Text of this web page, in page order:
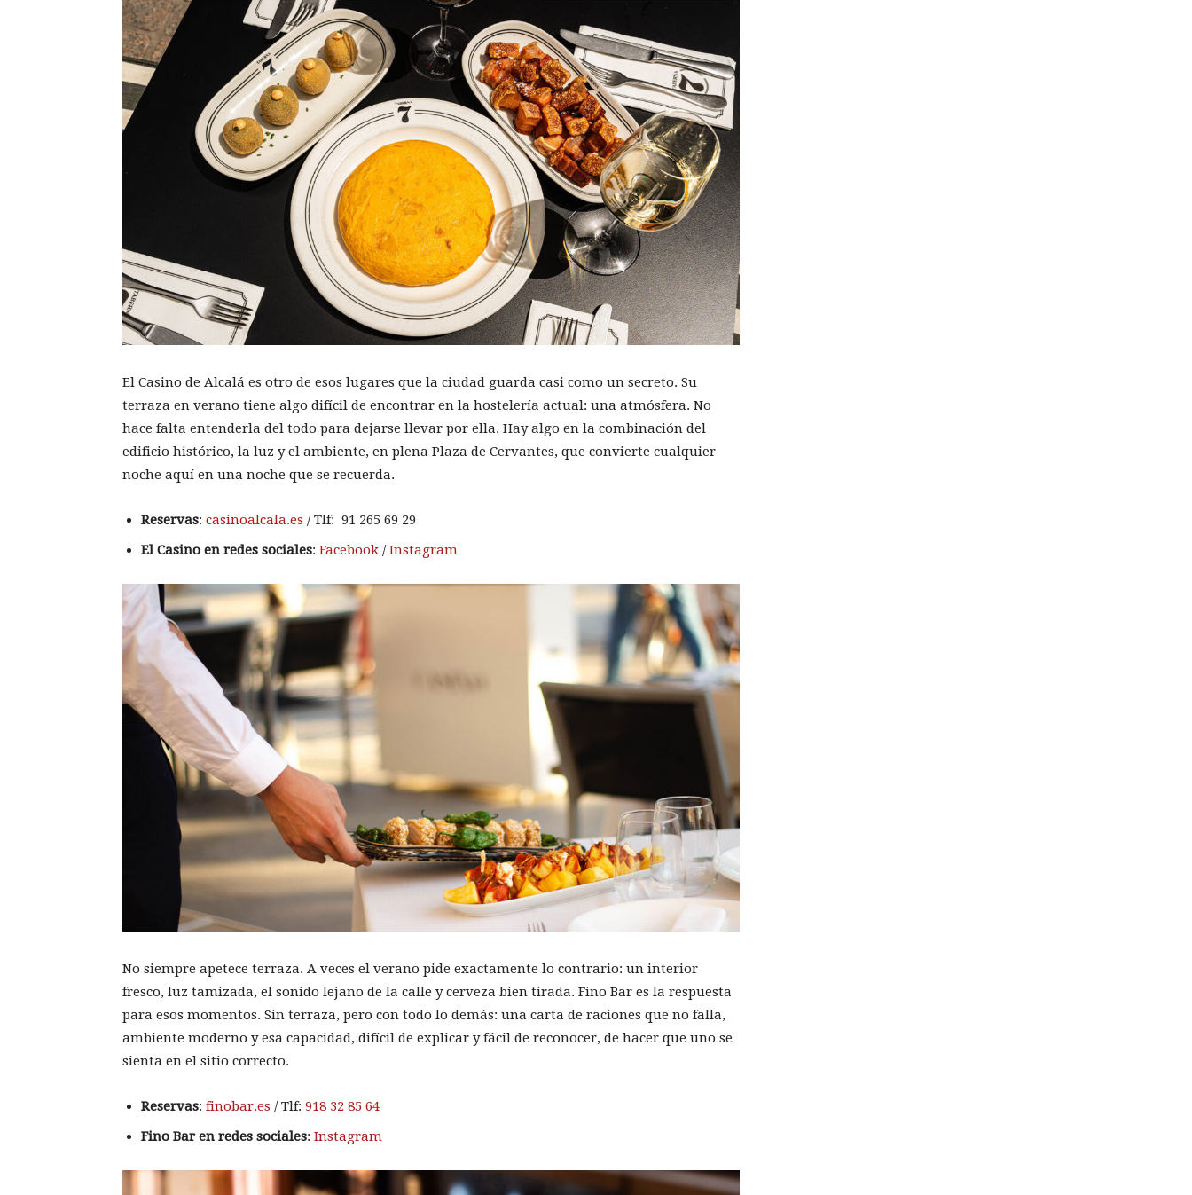
El Casino de Alcalá es otro de esos lugares que la ciudad guarda casi como un secreto. Su
terraza en verano tiene algo difícil de encontrar en la hostelería actual: una atmósfera. No
hace falta entenderla del todo para dejarse llevar por ella. Hay algo en la combinación del
edificio histórico, la luz y el ambiente, en plena Plaza de Cervantes, que convierte cualquier
noche aquí en una noche que se recuerda.
Reservas: casinoalcala.es / Tlf: 91 265 69 29
El Casino en redes sociales: Facebook /Instagram
No siempre apetece terraza. A veces el verano pide exactamente lo contrario: un interior
fresco, luz tamizada, el sonido lejano de la calle y cerveza bien tirada. Fino Bar es la respuesta
para esos momentos. Sin terraza, pero con todo lo demás: una carta de raciones que no falla,
ambiente moderno y esa capacidad, difícil de explicar y fácil de reconocer, de hacer que uno se
sienta en el sitio correcto.
Reservas: finobar.es / Tlf: 918 32 85 64
Fino Bar en redes sociales: Instagram